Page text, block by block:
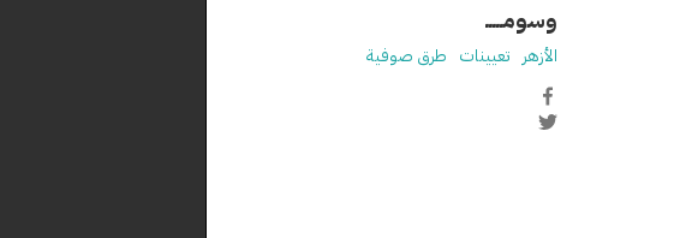
وسومـــــ
الأزهر تعيينات طرق صوفية